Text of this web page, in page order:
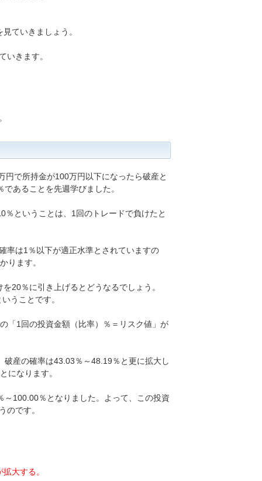
ていきましょう。
いきます。
で所持金が100万円以下になったら破産と
あることを先週学びました。
ということは、1回のトレードで負けたと
率は1％以下が適正水準とされていますの
ります。
20％に引き上げるとどうなるでしょう。
うことです。
「1回の投資金額（比率）％＝リスク値」が
産の確率は43.03％～48.19％と更に拡大し
になります。
100.00％となりました。よって、この投資
のです。
大する。